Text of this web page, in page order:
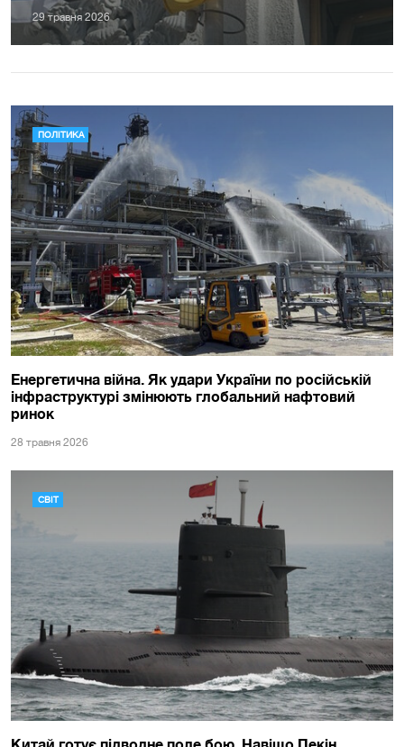
29 травня 2026
ПОЛІТИКА
Енергетична війна. Як удари України по російській
інфраструктурі змінюють глобальний нафтовий
ринок
28 травня 2026
СВІТ